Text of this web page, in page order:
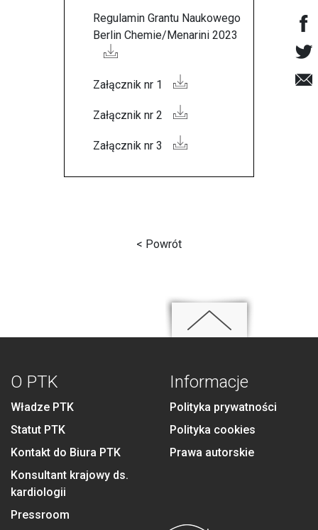
Regulamin Grantu Naukowego
Berlin Chemie/Menarini 2023
Załącznik nr 1
Załącznik nr 2
Załącznik nr 3
< Powrót
O PTK
Władze PTK
Statut PTK
Kontakt do Biura PTK
Konsultant krajowy ds.
kardiologii
Pressroom
Informacje
Polityka prywatności
Polityka cookies
Prawa autorskie